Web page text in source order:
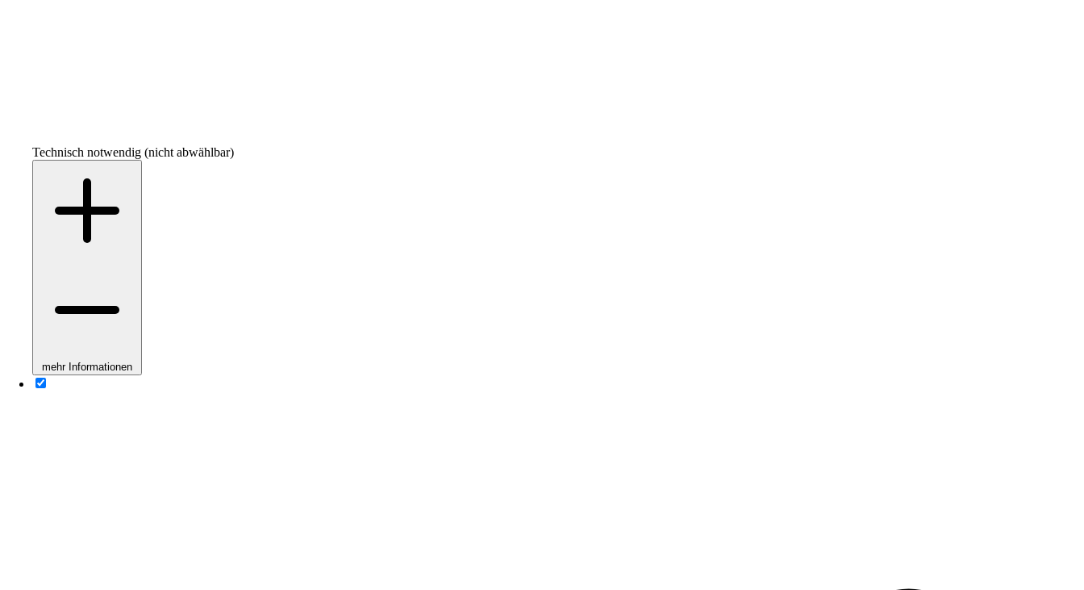
Technisch notwendig (nicht abwählbar)
mehr Informationen